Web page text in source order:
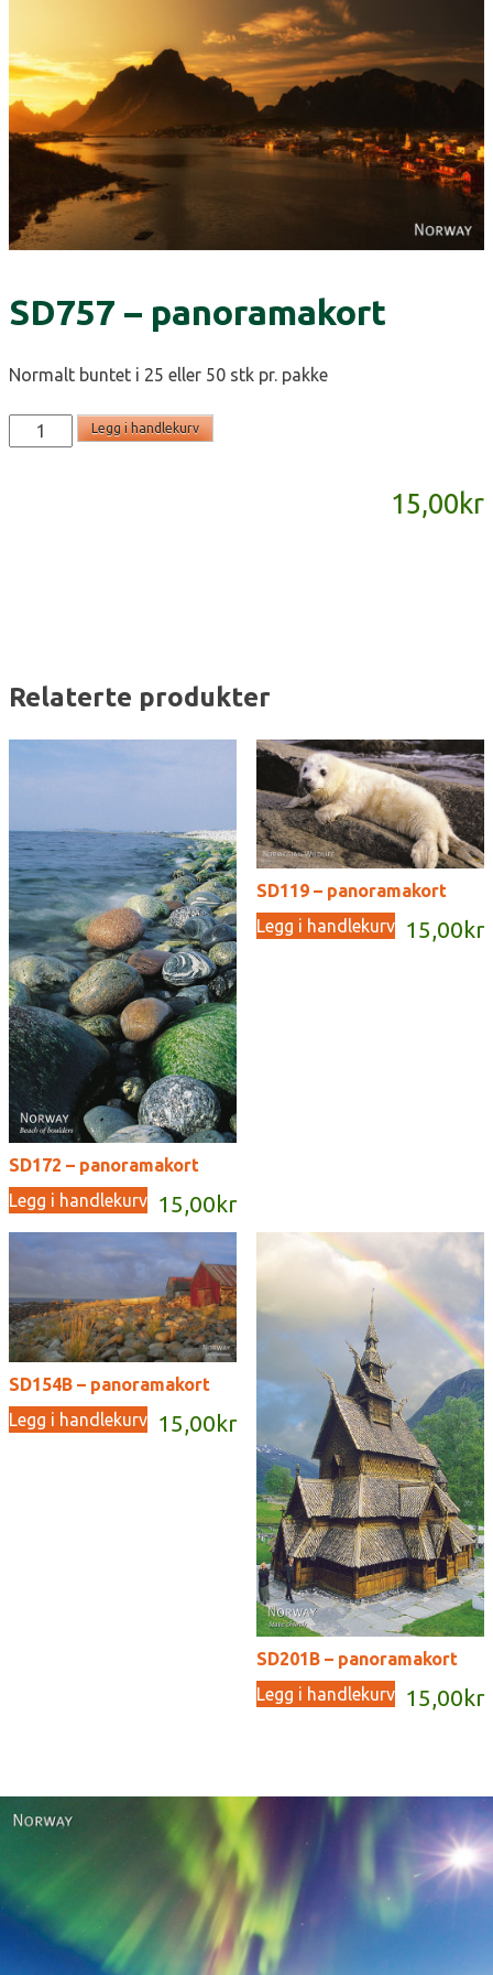
SD757 – panoramakort
Normalt buntet i 25 eller 50 stk pr. pakke
SD757
-
Legg i handlekurv
15,00kr
Relaterte produkter
SD172 – panoramakort
15,00 kr
Legg i handlekurv
SD119 – panoramakort
15,00 kr
Legg i handlekurv
SD154B – panoramakort
15,00 kr
Legg i handlekurv
SD201B – panoramakort
15,00 kr
Legg i handlekurv
Norway